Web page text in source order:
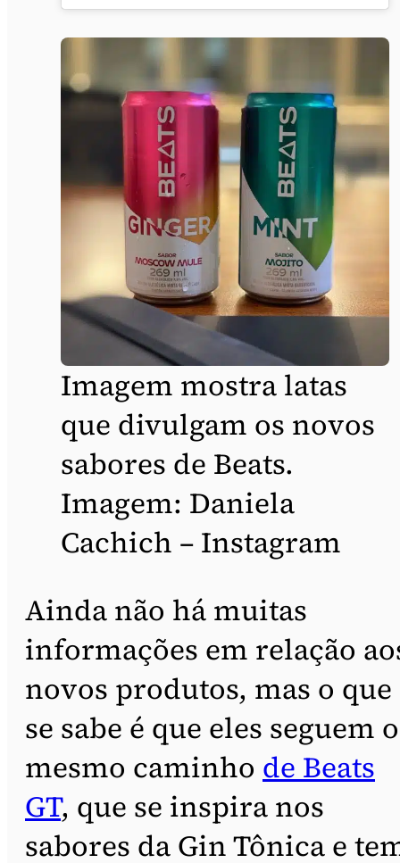
Imagem mostra latas
que divulgam os novos
sabores de Beats.
Imagem: Daniela
Cachich – Instagram
Ainda não há muitas
informações em relação
novos produtos, mas o que
se sabe é que eles seguem o
mesmo caminho de Beats
GT, que se inspira nos
sabores da Gin Tônica e